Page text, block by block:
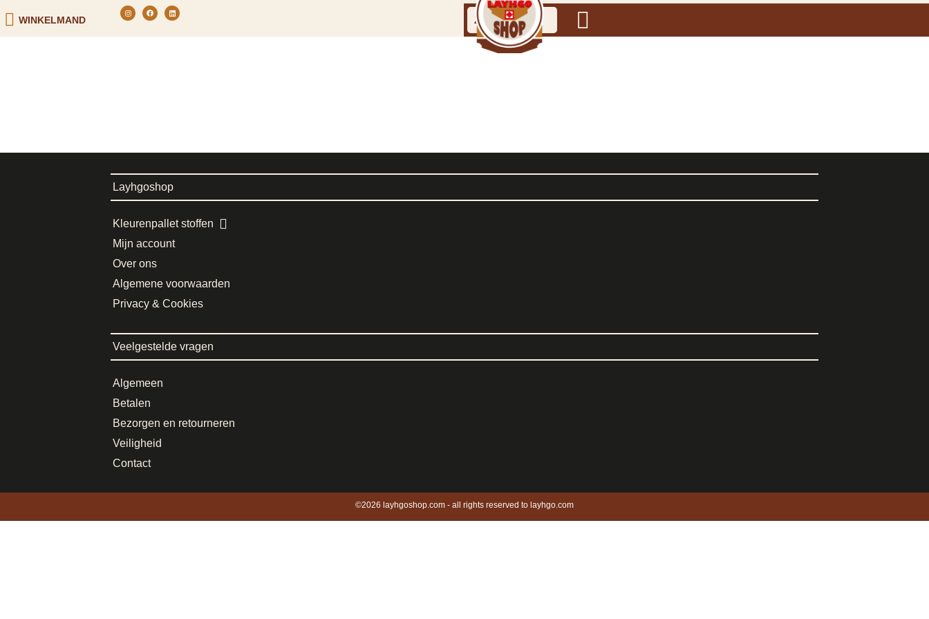
WINKELMAND
Layhgoshop
Kleurenpallet stoffen
Mijn account
Over ons
Algemene voorwaarden
Privacy & Cookies
Veelgestelde vragen
Algemeen
Betalen
Bezorgen en retourneren
Veiligheid
Contact
©2026 layhgoshop.com - all rights reserved to layhgo.com